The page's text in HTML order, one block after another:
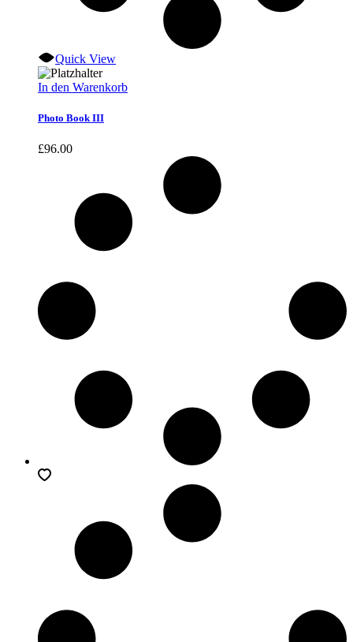
Quick View
In den Warenkorb
Photo Book III
£96.00